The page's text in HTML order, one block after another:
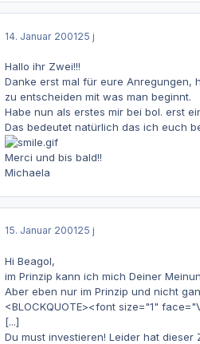
14. Januar 200125 j
Hallo ihr Zwei!!!
Danke erst mal für eure Anregungen,
zu entscheiden mit was man beginnt.
Habe nun als erstes mir bei bol. erst
Das bedeutet natürlich das ich euch
Merci und bis bald!!
Michaela
15. Januar 200125 j
Hi Beagol,
im Prinzip kann ich mich Deiner
Aber eben nur im Prinzip und nicht
<BLOCKQUOTE><font size="1"
[...]
Du must investieren! Leider hat